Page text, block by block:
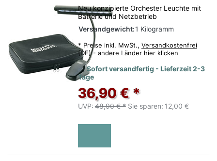
Neu konzipierte Orchester Leuchte mit
Batterie und Netzbetrieb
Versandgewicht:1 Kilogramm
* Preise inkl. MwSt., Versandkostenfrei
(DE) - andere Länder hier klicken
Sofort versandfertig - Lieferzeit 2-3
Tage
36,90 € *
UVP: 48,90 € * Sie sparen: 12,00 €